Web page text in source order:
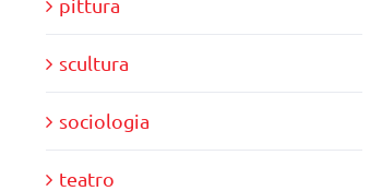
scultura
sociologia
teatro